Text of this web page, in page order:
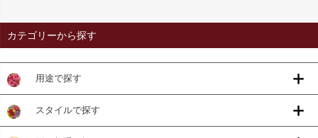
カテゴリーから探す
用途で探す
スタイルで探す